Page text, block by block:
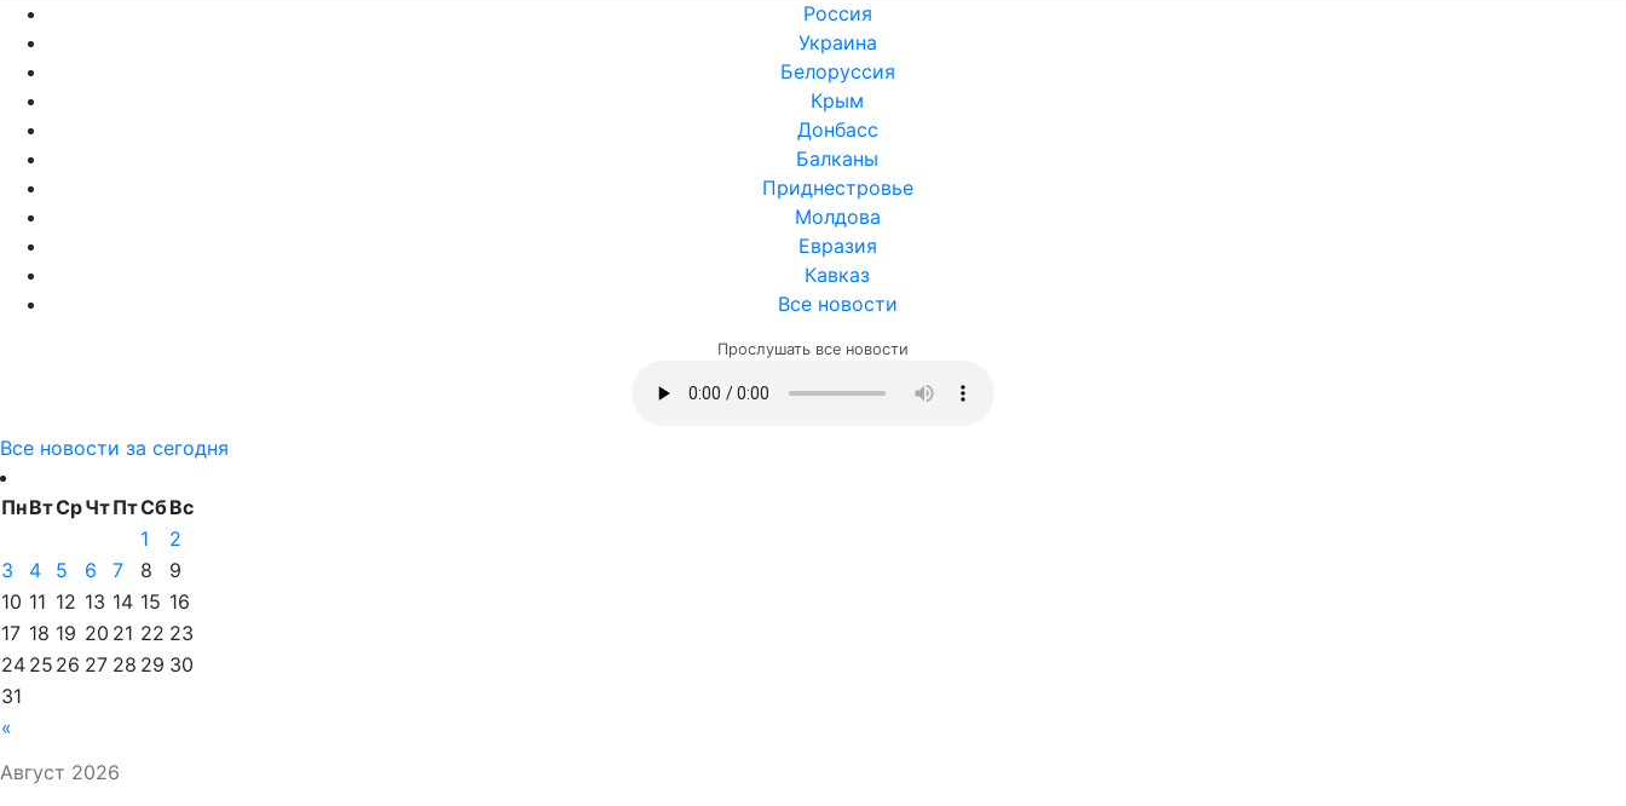
Россия
Украина
Белоруссия
Крым
Донбасс
Балканы
Приднестровье
Молдова
Евразия
Кавказ
Все новости
Прослушать все новости
Все новости за сегодня
Август 2026
ПнВтСрЧтПтСбВс
«
1
2
3
4 5 6 7 8
9
10 11 12 13 14 15 16
17 18 19 20 21 22 23
24 25 26 27 28 29 30
31